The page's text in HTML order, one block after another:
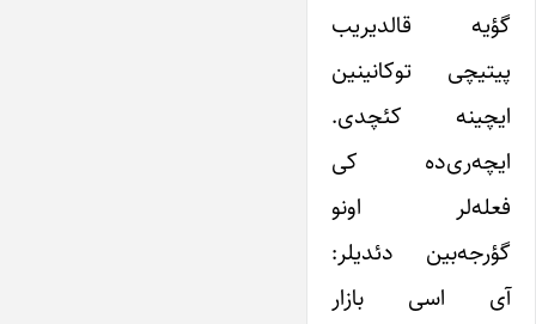
گؤیه قالدیریب
پیتیچی توکانینین
ایچینه کئچدی.
ایچه‌ری‌ده کی
فعله‌لر اونو
گؤرجه‌بین دئدیلر:
آی اسی بازار